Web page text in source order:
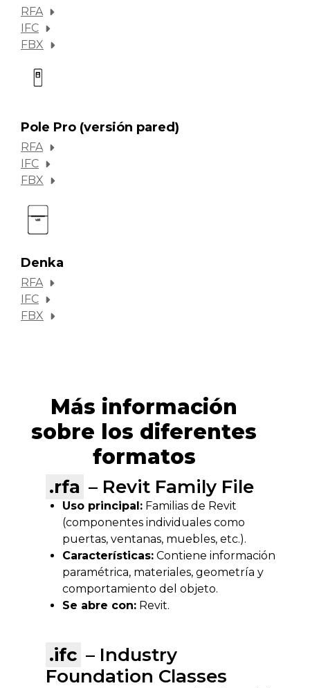
RFA
IFC
FBX
Pole Pro (versión pared)
RFA
IFC
FBX
Denka
RFA
IFC
FBX
Más información
sobre los diferentes
formatos
.rfa – Revit Family File
Uso principal: Familias de Revit
(componentes individuales como
puertas, ventanas, muebles, etc.).
Características: Contiene información
paramétrica, materiales, geometría y
comportamiento del objeto.
Se abre con: Revit.
.ifc – Industry
Foundation Classes